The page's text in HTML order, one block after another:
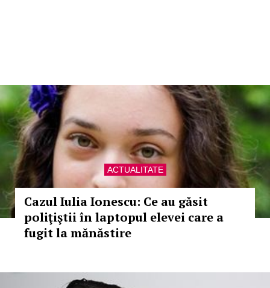
ACTUALITATE
Cazul Iulia Ionescu: Ce au găsit
poliţiştii în laptopul elevei care a
fugit la mănăstire